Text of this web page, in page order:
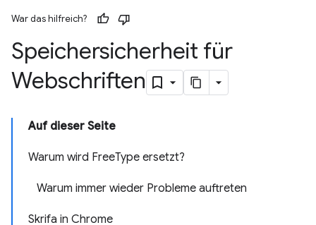
War das hilfreich?
Speichersicherheit für
Webschriften
Auf dieser Seite
Warum wird FreeType ersetzt?
Warum immer wieder Probleme auftreten
Skrifa in Chrome